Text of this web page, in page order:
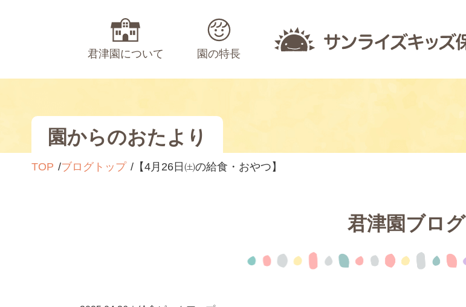
君津園について 園の特長
園からのおたより
TOP ブログトップ 【4月26日㈯の給食・おやつ】
君津園ブログ